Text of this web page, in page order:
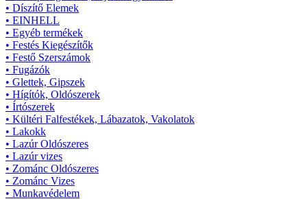
• Díszítő Elemek
• EINHELL
• Egyéb termékek
• Festés Kiegészítők
• Festő Szerszámok
• Fugázók
• Glettek, Gipszek
• Hígítók, Oldószerek
• Írtószerek
• Kültéri Falfestékek, Lábazatok, Vakolatok
• Lakokk
• Lazúr Oldószeres
• Lazúr vizes
• Zománc Oldószeres
• Zománc Vizes
• Munkavédelem